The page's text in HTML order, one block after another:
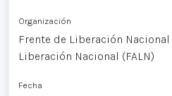
Organización
Frente de Liberación
Liberación Nacional (FALN)
Fecha